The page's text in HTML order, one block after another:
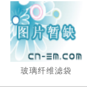
玻璃纤维滤袋